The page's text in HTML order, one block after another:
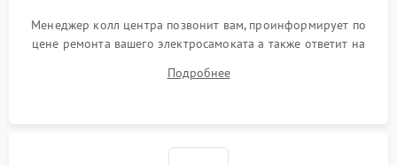
Менеджер колл центра позвонит вам, проинформирует по
цене ремонта вашего электросамоката а также ответит на
Подробнее